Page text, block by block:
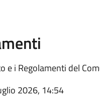
i Regolamenti del
2026, 14:54